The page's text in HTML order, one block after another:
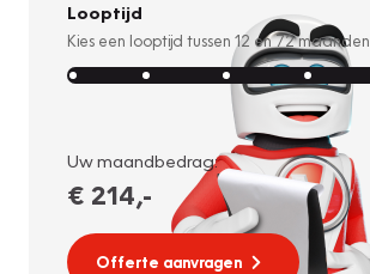
Looptijd
Kies een looptijd tussen 12 en72maanden
Uw maandbedrag:
€ 214,-
Offerte aanvragen